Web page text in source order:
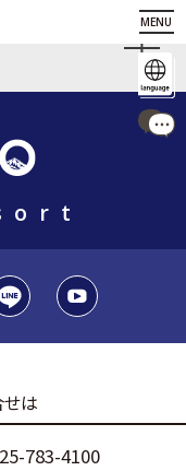
MENU
せは
783-4100